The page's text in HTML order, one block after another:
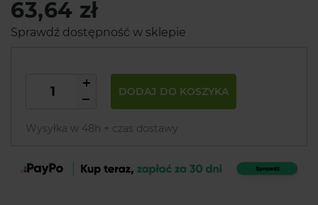
63,64 zł
Sprawdź dostępność w sklepie
DODAJ DO KOSZYKA
Wysyłka w 48h + czas dostawy